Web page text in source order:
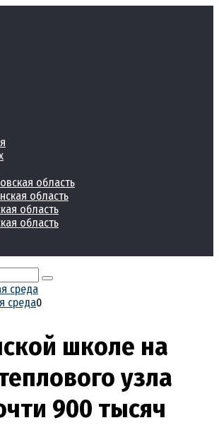
область
область
область
область
среда
среда0
школе на
узла
900 тысяч